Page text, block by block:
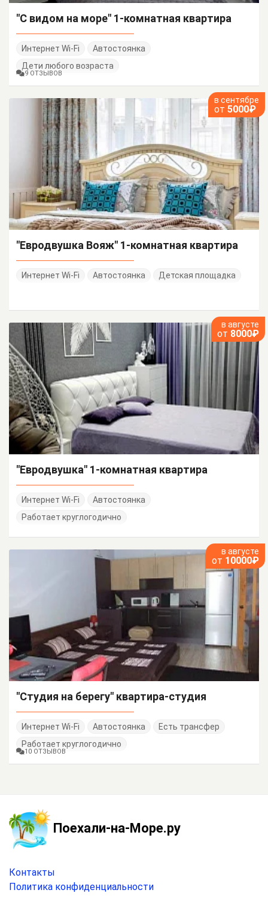
"С видом на море" 1-комнатная квартира
Интернет Wi-Fi
Автостоянка
Дети любого возраста
9 ОТЗЫВОВ
в сентябре
от 5000₽
"Евродвушка Вояж" 1-комнатная квартира
Интернет Wi-Fi Автостоянка Детская площадка
в августе
от 8000₽
"Евродвушка" 1-комнатная квартира
Интернет Wi-Fi
Автостоянка
Работает круглогодично
в августе
от 10000₽
"Студия на берегу" квартира-студия
Интернет Wi-Fi Автостоянка
Есть трансфер
Работает круглогодично
10 ОТЗЫВОВ
Поехали-на-Море.ру
Контакты
Политика конфиденциальности